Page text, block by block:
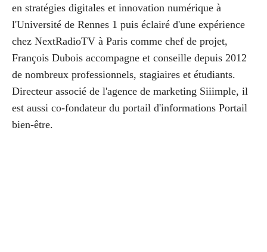
en stratégies digitales et innovation numérique à
l'Université de Rennes 1 puis éclairé d'une expérience
chez NextRadioTV à Paris comme chef de projet,
François Dubois accompagne et conseille depuis 2012
de nombreux professionnels, stagiaires et étudiants.
Directeur associé de l'agence de marketing Siiimple, il
est aussi co-fondateur du portail d'informations Portail
bien-être.